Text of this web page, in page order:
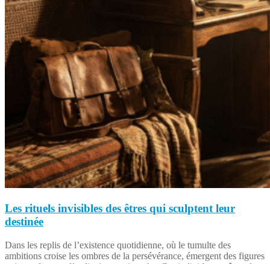
Les rituels invisibles des êtres qui sculptent leur
destinée
Dans les replis de l’existence quotidienne, où le tumulte des
ambitions croise les ombres de la persévérance, émergent des figures